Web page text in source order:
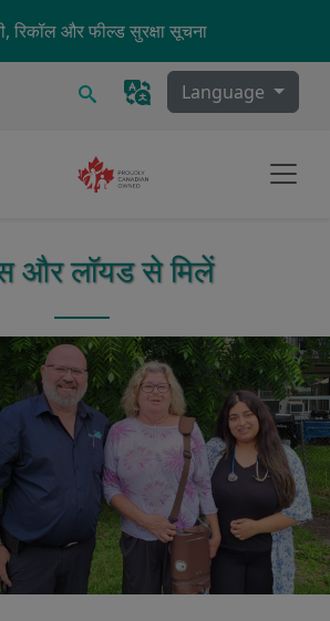
Skip to main content
रिकॉल और फील्ड सुरक्षा सूचना
खोज Language
और लॉयड से मिलें